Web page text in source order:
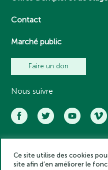
Contact
Marché public
Faire un don
Nous suivre
Académie des inscriptions et
Ce site utilise des cookies
site afin d’en améliorer le